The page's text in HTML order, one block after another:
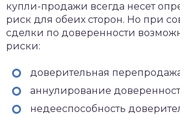
купли-продажи всегда несет
риск для обеих сторон. Но при
сделки по доверенности
риски:
доверительная
аннулирование
недееспособность